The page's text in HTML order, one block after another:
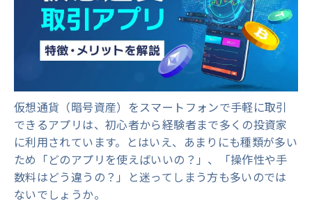
仮想通貨（暗号資産）をスマートフォンで手軽に取引
できるアプリは、初心者から経験者まで多くの投資家
に利用されています。とはいえ、あまりにも種類が多い
ため「どのアプリを使えばいいの？」、「操作性や手
数料はどう違うの？」と迷ってしまう方も多いのでは
ないでしょうか。